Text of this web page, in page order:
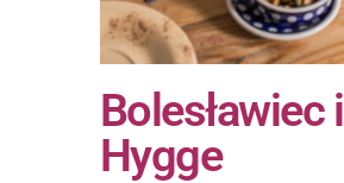
Bolesławiec i
Hygge